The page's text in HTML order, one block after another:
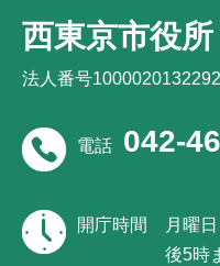
西東京市役所
法人番号1000020132292
電話 042-
開庁時間
月曜
後5時